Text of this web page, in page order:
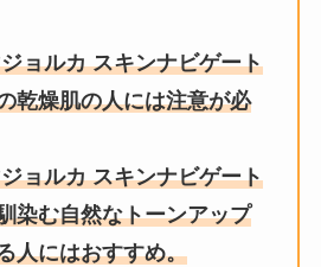
ョルカ スキンナビゲート
乾燥肌の人には注意が必
ョルカ スキンナビゲート
染む自然なトーンアップ
人にはおすすめ。